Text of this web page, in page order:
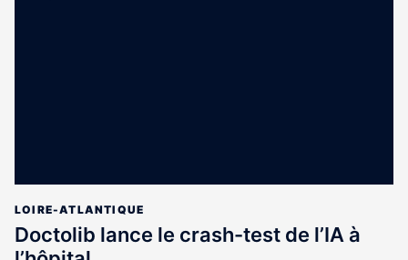
LOIRE-ATLANTIQUE
Doctolib lance le crash-test de l’IA à